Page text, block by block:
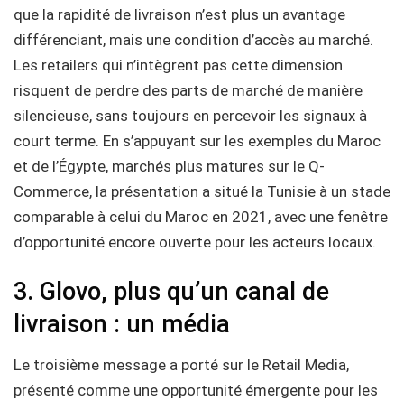
que la rapidité de livraison n’est plus un avantage
différenciant, mais une condition d’accès au marché.
Les retailers qui n’intègrent pas cette dimension
risquent de perdre des parts de marché de manière
silencieuse, sans toujours en percevoir les signaux à
court terme. En s’appuyant sur les exemples du Maroc
et de l’Égypte, marchés plus matures sur le Q-
Commerce, la présentation a situé la Tunisie à un stade
comparable à celui du Maroc en 2021, avec une fenêtre
d’opportunité encore ouverte pour les acteurs locaux.
3. Glovo, plus qu’un canal de
livraison : un média
Le troisième message a porté sur le Retail Media,
présenté comme une opportunité émergente pour les